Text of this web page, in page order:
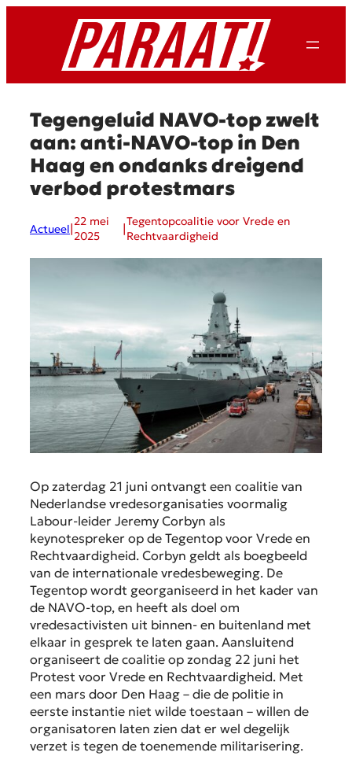
Tegengeluid NAVO-top zwelt
aan: anti-NAVO-top in Den
Haag en ondanks dreigend
verbod protestmars
Actueel
22 mei
2025
Tegentopcoalitie voor Vrede en
Rechtvaardigheid
Op zaterdag 21 juni ontvangt een coalitie van
Nederlandse vredesorganisaties voormalig
Labour-leider Jeremy Corbyn als
keynotespreker op de Tegentop voor Vrede en
Rechtvaardigheid. Corbyn geldt als boegbeeld
van de internationale vredesbeweging. De
Tegentop wordt georganiseerd in het kader van
de NAVO-top, en heeft als doel om
vredesactivisten uit binnen- en buitenland met
elkaar in gesprek te laten gaan. Aansluitend
organiseert de coalitie op zondag 22 juni het
Protest voor Vrede en Rechtvaardigheid. Met
een mars door Den Haag – die de politie in
eerste instantie niet wilde toestaan – willen de
organisatoren laten zien dat er wel degelijk
verzet is tegen de toenemende militarisering.